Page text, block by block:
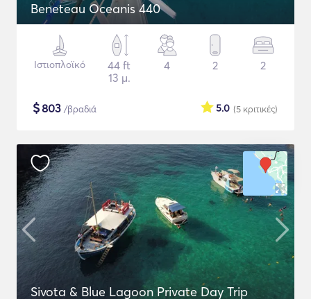
Beneteau Oceanis 440
Ιστιοπλοϊκό
44 ft
13 μ.
4 2 2
$803 /βραδιά (5 κριτικές)
5.0
Sivota & Blue Lagoon Private Day Trip